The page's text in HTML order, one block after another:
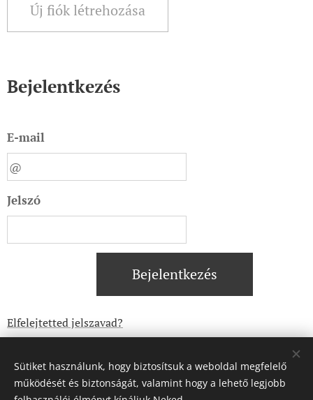
Új fiók létrehozása
Bejelentkezés
E-mail
Jelszó
Bejelentkezés
Elfelejtetted jelszavad?
Sütiket használunk, hogy biztosítsuk a weboldal megfelelő
működését és biztonságát, valamint hogy a lehető legjobb